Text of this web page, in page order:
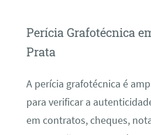
Perícia Grafotécnica
Prata
A perícia grafotécnica é
para verificar a
em contratos, cheques,